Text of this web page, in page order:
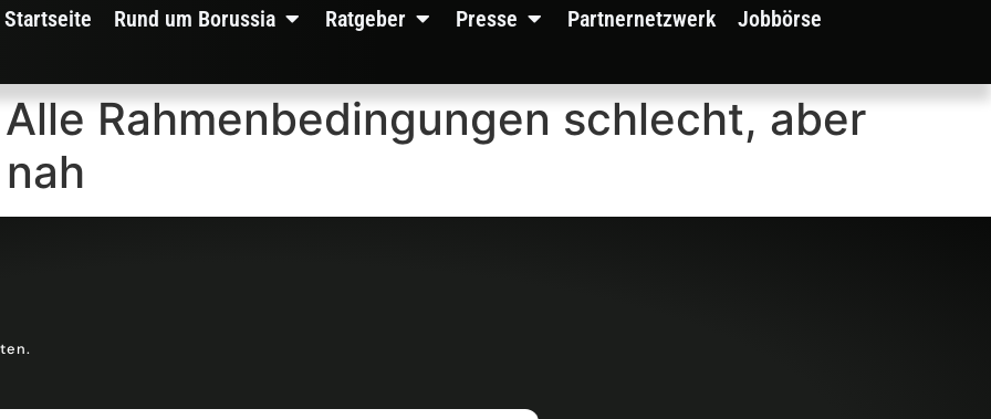
Startseite Rund um Borussia Ratgeber Presse Partnernetzwerk Jobbörse
Rahmenbedingungen schlecht, aber